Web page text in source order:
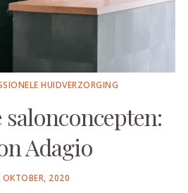
HUIDVERZORGING
Adagio
OKTOBER, 2020